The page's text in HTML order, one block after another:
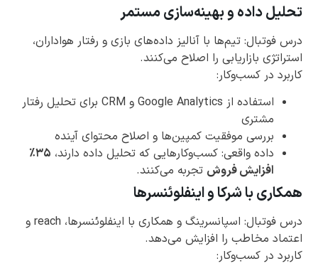
تحلیل داده و بهینه‌سازی مستمر
درس فوتبال: تیم‌ها با آنالیز داده‌های بازی و رفتار هواداران،
استراتژی بازاریابی را اصلاح می‌کنند.
کاربرد در کسب‌وکار:
استفاده از Google Analytics و CRM برای تحلیل رفتار
مشتری
بررسی موفقیت کمپین‌ها و اصلاح محتوای آینده
داده واقعی: کسب‌وکارهایی که تحلیل داده دارند،
۳۵٪
افزایش فروش تجربه می‌کنند.
همکاری با شرکا و اینفلوئنسرها
درس فوتبال: اسپانسرینگ و همکاری با اینفلوئنسرها، reach و
اعتماد مخاطب را افزایش می‌دهد.
کاربرد در کسب‌وکار: